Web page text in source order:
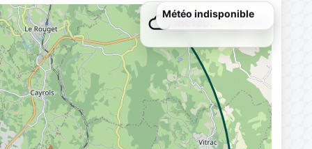
Météo…Chargement
Météo indisponible